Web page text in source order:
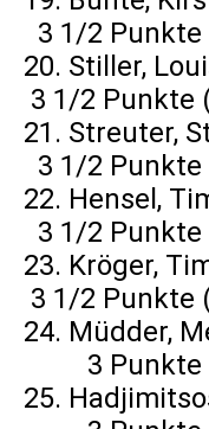
3 1/2 Punkte
20.
3 1/2 Punkte
21.
3 1/2 Punkte
22.
3 1/2 Punkte
23.
3 1/2 Punkte
24.
3 Punkte
25.